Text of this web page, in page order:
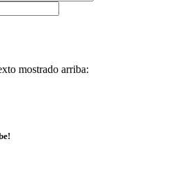
mostrado arriba: